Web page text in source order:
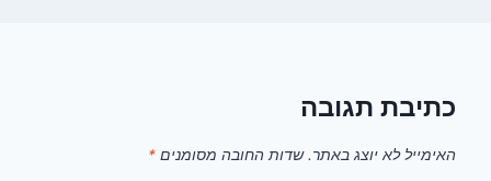
כתיבת תגובה
האימייל לא יוצג באתר. שדות החובה מסומנים *